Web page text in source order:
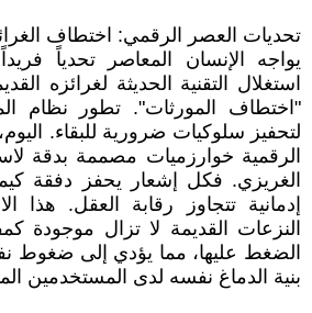
تحديات العصر الرقمي: اختطاف
يواجه الإنسان المعاصر تحدياً
استغلال التقنية الحديثة لغرائزه
"اختطاف المورثات". تطور نظام
لتحفيز سلوكيات ضرورية للبقاء.
الرقمية خوارزميات مصممة بدقة
الغريزي. فكل إشعار يحفز دفقة
إدمانية تتجاوز رقابة العقل. هذا
النزعات القديمة لا تزال موجودة
الضغط عليها، مما يؤدي إلى ضغوط
بنية الدماغ نفسه لدى المستخدمين